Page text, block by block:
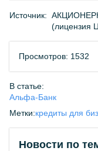
Источник:
(лицензия
Просмотров: 1532
В статье:
Альфа-Банк
Метки:кредиты для
Новости по